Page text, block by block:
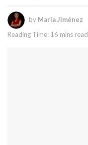
by María Jiménez
Reading Time: 16 mins read